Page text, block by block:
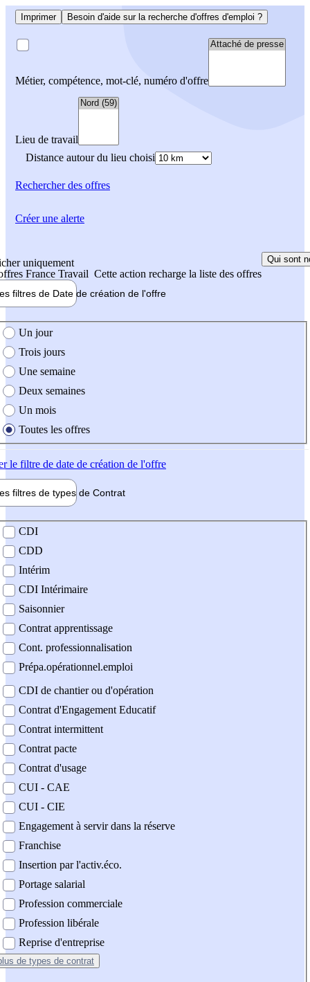
Imprimer Besoin d'aide sur la recherche d'offres d'emploi ?
Métier, compétence, mot-clé, numéro d'offre
Lieu de travail
Distance autour du lieu choisi
Rechercherdes offres
uniquement
France Travail Cette action recharge la liste des offres
Qui sont
filtres de Date de création de l'offre
création de l'offre
Un jour
Trois jours
Une semaine
Deux semaines
Un mois
Toutes les offres
le filtre de date de création de l'offre
filtres de types de Contrat
contrat
CDI
CDD
Intérim
CDI Intérimaire
Saisonnier
Contrat apprentissage
Cont. professionnalisation
Prépa.opérationnel.emploi
CDI de chantier ou d'opération
Contrat d'Engagement Educatif
Contrat intermittent
Contrat pacte
Contrat d'usage
CUI - CAE
CUI - CIE
Engagement à servir dans la réserve
Franchise
Insertion par l'activ.éco.
Portage salarial
Profession commerciale
Profession libérale
Reprise d'entreprise
de types de contrat
Créer une alerte